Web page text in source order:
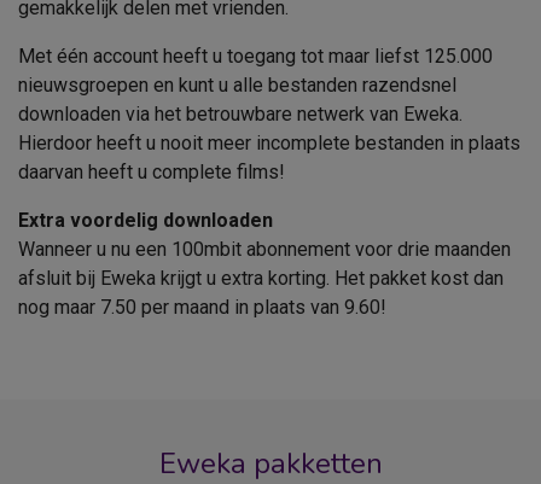
gemakkelijk delen met vrienden.
Met één account heeft u toegang tot maar liefst 125.000
nieuwsgroepen en kunt u alle bestanden razendsnel
downloaden via het betrouwbare netwerk van Eweka.
Hierdoor heeft u nooit meer incomplete bestanden in plaats
daarvan heeft u complete films!
Extra voordelig downloaden
Wanneer u nu een 100mbit abonnement voor drie maanden
afsluit bij Eweka krijgt u extra korting. Het pakket kost dan
nog maar 7.50 per maand in plaats van 9.60!
Eweka pakketten